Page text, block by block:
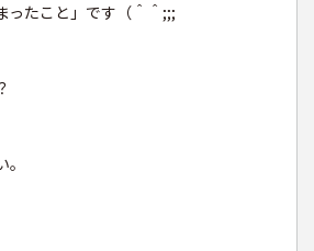
ったこと」です（＾＾;;;